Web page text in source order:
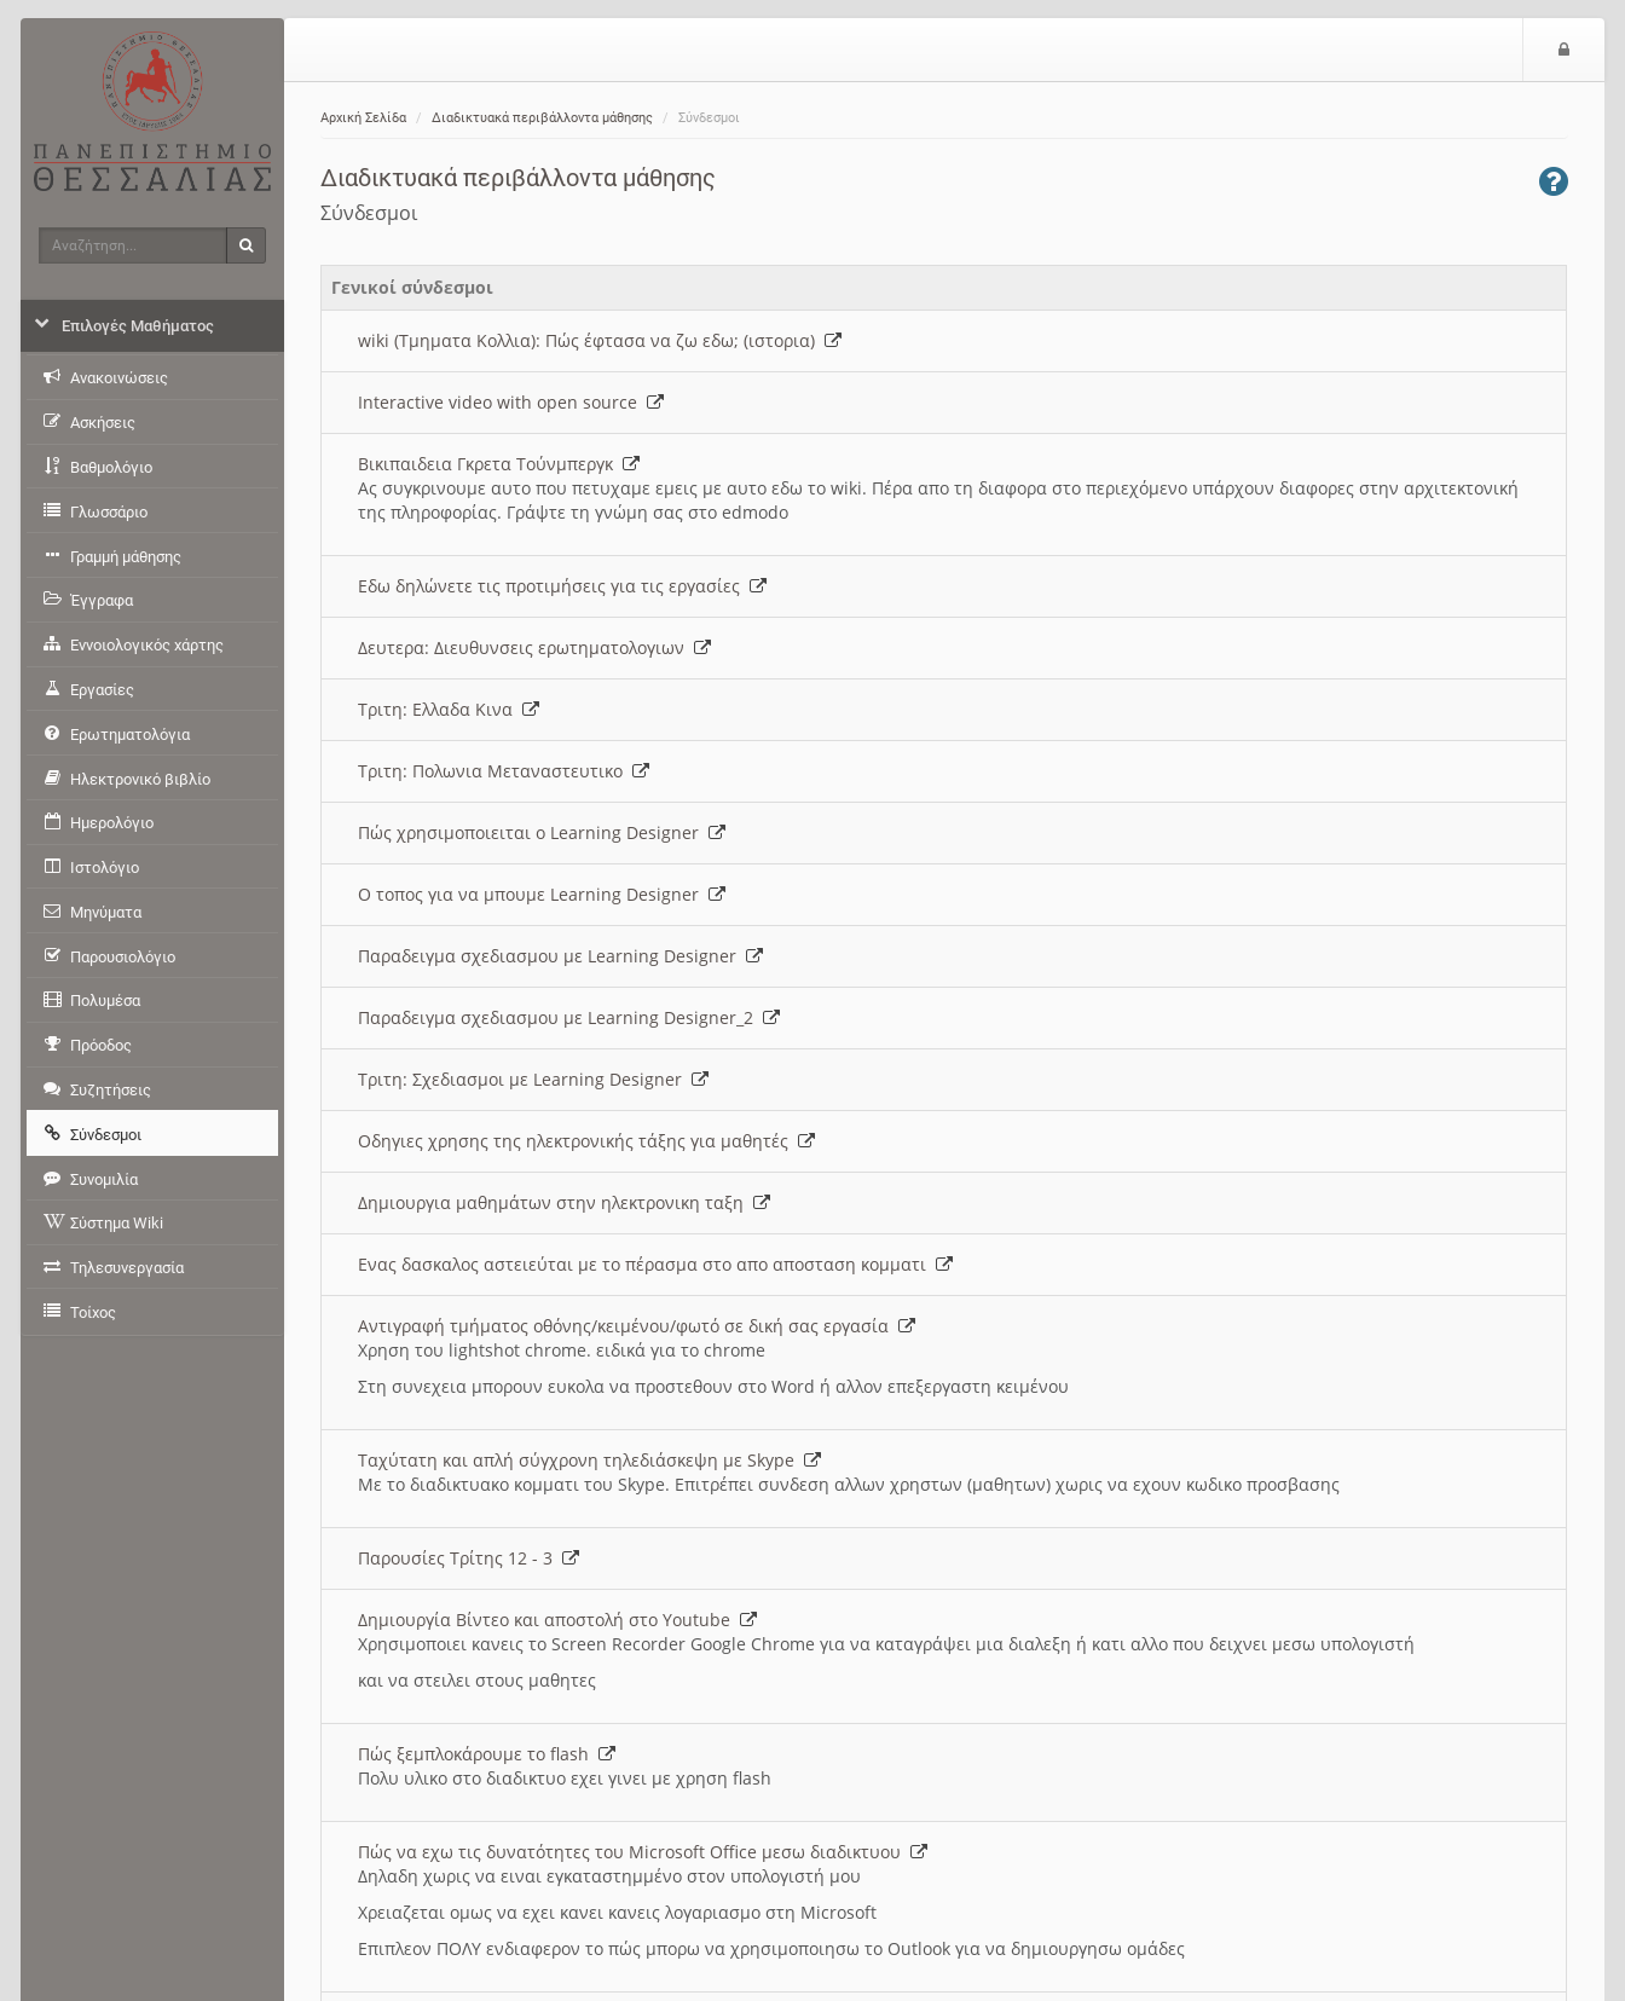
Αρχική Σελίδα Διαδικτυακά περιβάλλοντα μάθησης Σύνδεσμοι
Διαδικτυακά περιβάλλοντα μάθησης
Σύνδεσμοι
Γενικοί σύνδεσμοι
wiki (Τμηματα Κολλια): Πώς έφτασα να ζω εδω; (ιστορια)
Interactive video with open source
Βικιπαιδεια Γκρετα Τούνμπεργκ
Ας συγκρινουμε αυτο που πετυχαμε εμεις με αυτο εδω το wiki. Πέρα απο τη διαφορα στο περιεχόμενο υπάρχουν διαφορες στην αρχιτεκτονική
της πληροφορίας. Γράψτε τη γνώμη σας στο edmodo
Εδω δηλώνετε τις προτιμήσεις για τις εργασίες
Δευτερα: Διευθυνσεις ερωτηματολογιων
Τριτη: Ελλαδα Κινα
Τριτη: Πολωνια Μεταναστευτικο
Πώς χρησιμοποιειται ο Learning Designer
O τοπος για να μπουμε Learning Designer
Παραδειγμα σχεδιασμου με Learning Designer
Παραδειγμα σχεδιασμου με Learning Designer_2
Τριτη: Σχεδιασμοι με Learning Designer
Οδηγιες χρησης της ηλεκτρονικής τάξης για μαθητές
Δημιουργια μαθημάτων στην ηλεκτρονικη ταξη
Ενας δασκαλος αστειεύται με το πέρασμα στο απο αποσταση κομματι
Αντιγραφή τμήματος οθόνης/κειμένου/φωτό σε δική σας εργασία
Χρηση του lightshot chrome. ειδικά για το chrome
Στη συνεχεια μπορουν ευκολα να προστεθουν στο Word ή αλλον επεξεργαστη κειμένου
Ταχύτατη και απλή σύγχρονη τηλεδιάσκεψη με Skype
Με το διαδικτυακο κομματι του Skype. Επιτρέπει συνδεση αλλων χρηστων (μαθητων) χωρις να εχουν κωδικο προσβασης
Παρουσίες Τρίτης 12 - 3
Δημιουργία Βίντεο και αποστολή στο Youtube
Χρησιμοποιει κανεις το Screen Recorder Google Chrome για να καταγράψει μια διαλεξη ή κατι αλλο που δειχνει μεσω υπολογιστή
και να στειλει στους μαθητες
Πώς ξεμπλοκάρουμε το flash
Πολυ υλικο στο διαδικτυο εχει γινει με χρηση flash
Πώς να εχω τις δυνατότητες του Microsoft Office μεσω διαδικτυου
Δηλαδη χωρις να ειναι εγκαταστημμένο στον υπολογιστή μου
Χρειαζεται ομως να εχει κανει κανεις λογαριασμο στη Microsoft
Επιπλεον ΠΟΛΥ ενδιαφερον το πώς μπορω να χρησιμοποιησω το Outlook για να δημιουργησω ομάδες
Αναζήτηση
Επιλογές Μαθήματος
Ανακοινώσεις
Ασκήσεις
Βαθμολόγιο
Γλωσσάριο
Γραμμή μάθησης
Έγγραφα
Εννοιολογικός χάρτης
Εργασίες
Ερωτηματολόγια
Ηλεκτρονικό βιβλίο
Ημερολόγιο
Ιστολόγιο
Μηνύματα
Παρουσιολόγιο
Πολυμέσα
Πρόοδος
Συζητήσεις
Σύνδεσμοι
Συνομιλία
Σύστημα Wiki
Τηλεσυνεργασία
Τοίχος